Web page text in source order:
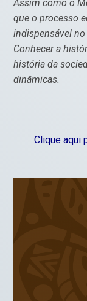
Assim como o
que o processo
indispensável
Conhecer a
história da
dinâmicas.
Clique aqui